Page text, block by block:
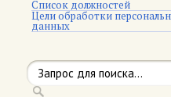
Список должностей
Цели обработки
данных